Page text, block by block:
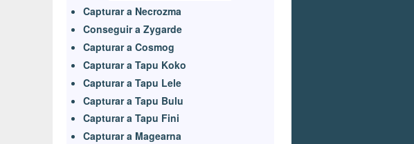
Capturar a Necrozma
Conseguir a Zygarde
Capturar a Cosmog
Capturar a Tapu Koko
Capturar a Tapu Lele
Capturar a Tapu Bulu
Capturar a Tapu Fini
Capturar a Magearna